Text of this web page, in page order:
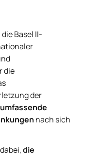
Basel II-
die
der
umfassende
nach sich
die